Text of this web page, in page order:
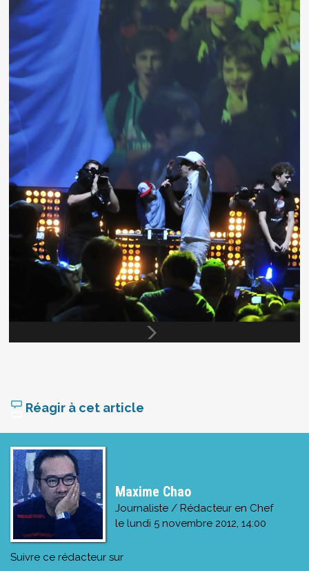
Réagir à cet article
Maxime Chao
Journaliste / Rédacteur en Chef
le lundi 5 novembre 2012, 14:00
Suivre ce rédacteur sur